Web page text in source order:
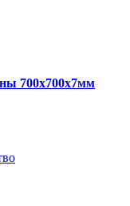
700x700x7мм